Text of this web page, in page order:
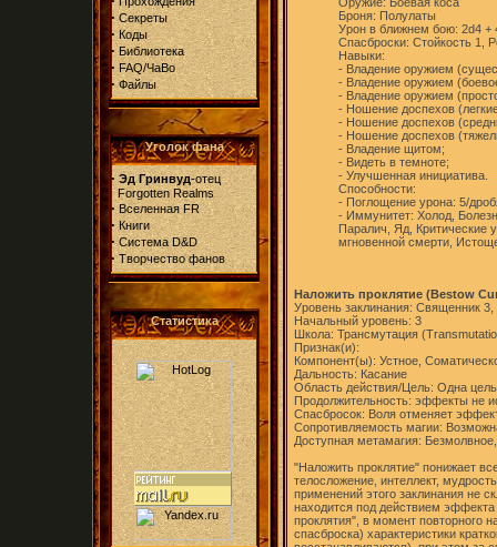
· Секреты
· Коды
· Библиотека
· FAQ/ЧаВо
· Файлы
Уголок фана
· Эд Гринвуд-отец
Forgotten Realms
· Вселенная FR
· Книги
· Система D&D
· Творчество фанов
Статистика
Броня: Полулаты
Урон в ближнем бою: 2d4 +
Спасброски: Стойкость 1,
Навыки:
- Владение оружием
- Владение оружием
- Владение оружием
- Ношение доспехов
- Ношение доспехов
- Ношение доспехов
- Владение щитом;
- Видеть в темноте;
- Улучшенная инициатива.
Способности:
- Поглощение урона: 5/
- Иммунитет: Холод,
Паралич, Яд,
мгновенной смерти,
Наложить проклятие (Bestow
Уровень заклинания: Священник
Начальный уровень: 3
Школа: Трансмутация
Признак(и):
Компонент(ы): Устное,
Дальность: Касание
Область действия/Цель: Одна цель
Продолжительность: эффекты не
Спасбросок: Воля отменяет
Сопротивляемость магии:
Доступная метамагия:
"Наложить проклятие" понижает
телосложение, интеллект,
применений этого заклинания не
находится под действием
проклятия", в момент повторного
спасброска) характеристики